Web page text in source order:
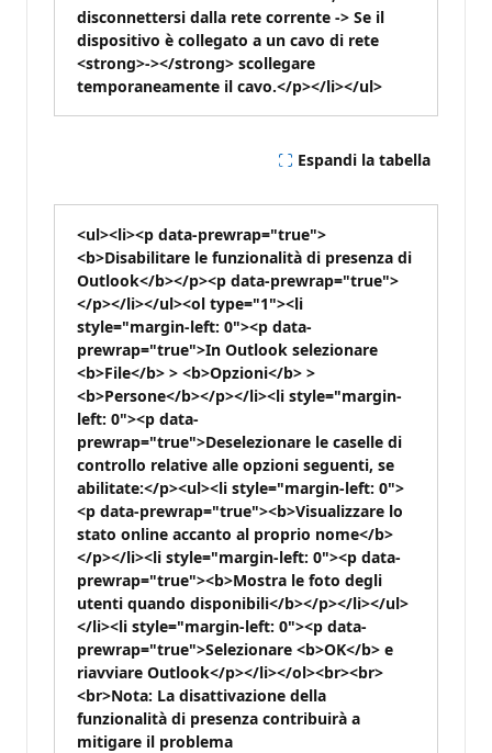
disconnettersi dalla rete corrente -> Se il
dispositivo è collegato a un cavo di rete
<strong>-></strong> scollegare
temporaneamente il cavo.</p></li></ul>
Espandi la tabella
<ul><li><p data-prewrap="true">
<b>Disabilitare le funzionalità di presenza di
Outlook</b></p><p data-prewrap="true">
</p></li></ul><ol type="1"><li
style="margin-left: 0"><p data-
prewrap="true">In Outlook selezionare
<b>File</b> > <b>Opzioni</b> >
<b>Persone</b></p></li><li style="margin-
left: 0"><p data-
prewrap="true">Deselezionare le caselle di
controllo relative alle opzioni seguenti, se
abilitate:</p><ul><li style="margin-left: 0">
<p data-prewrap="true"><b>Visualizzare lo
stato online accanto al proprio nome</b>
</p></li><li style="margin-left: 0"><p data-
prewrap="true"><b>Mostra le foto degli
utenti quando disponibili</b></p></li></ul>
</li><li style="margin-left: 0"><p data-
prewrap="true">Selezionare <b>OK</b> e
riavviare Outlook</p></li></ol><br><br>
<br>Nota: La disattivazione della
funzionalità di presenza contribuirà a
mitigare il problema